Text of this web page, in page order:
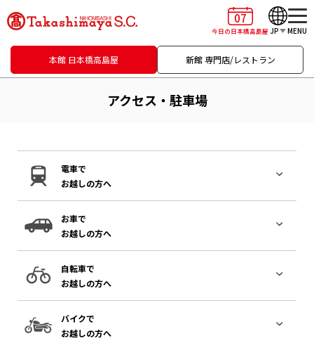
07
今日の日本橋高島屋 JP MENU
本館 日本橋高島屋 新館 専門店/レストラン
アクセス・駐車場
電車で
お越しの方へ
お車で
お越しの方へ
自転車で
お越しの方へ
バイクで
お越しの方へ